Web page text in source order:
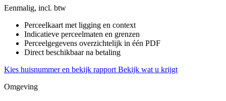
Eenmalig, incl. btw
Perceelkaart met ligging en context
Indicatieve perceelmaten en grenzen
Perceelgegevens overzichtelijk in één PDF
Direct beschikbaar na betaling
Kies huisnummer en bekijk rapport Bekijk wat u krijgt
Omgeving